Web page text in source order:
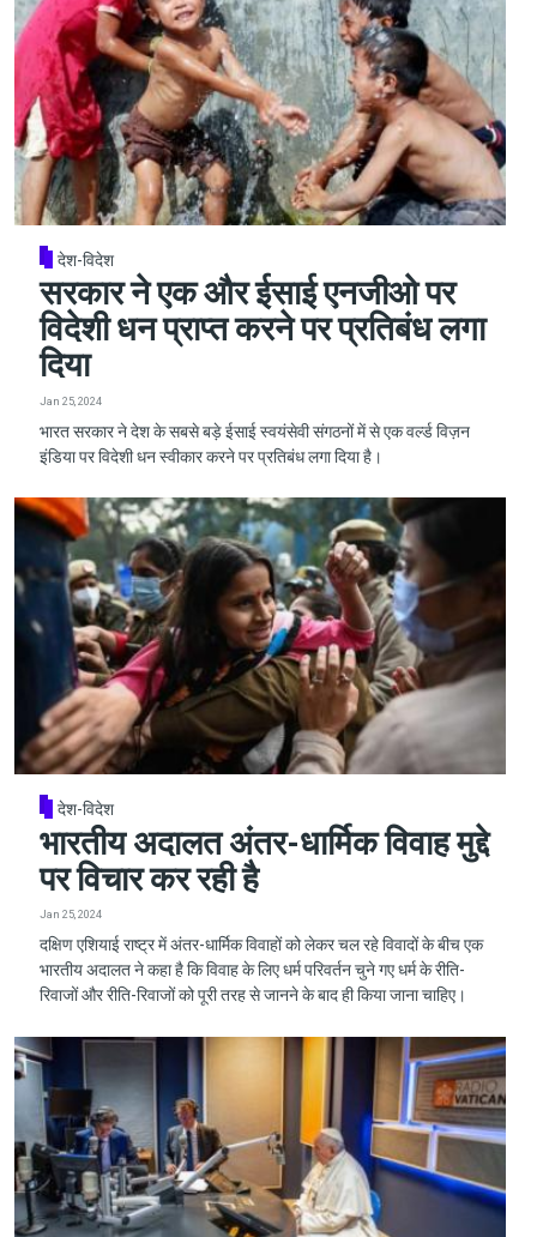
देश-विदेश
सरकार ने एक और ईसाई एनजीओ पर
विदेशी धन प्राप्त करने पर प्रतिबंध लगा
दिया
Jan 25, 2024
भारत सरकार ने देश के सबसे बड़े ईसाई स्वयंसेवी संगठनों में से एक वर्ल्ड विज़न
इंडिया पर विदेशी धन स्वीकार करने पर प्रतिबंध लगा दिया है।
देश-विदेश
भारतीय अदालत अंतर-धार्मिक विवाह मुद्दे
पर विचार कर रही है
Jan 25, 2024
दक्षिण एशियाई राष्ट्र में अंतर-धार्मिक विवाहों को लेकर चल रहे विवादों के बीच एक
भारतीय अदालत ने कहा है कि विवाह के लिए धर्म परिवर्तन चुने गए धर्म के रीति-
रिवाजों और रीति-रिवाजों को पूरी तरह से जानने के बाद ही किया जाना चाहिए।